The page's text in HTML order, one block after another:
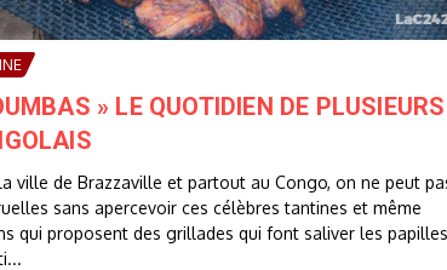
» LE QUOTIDIEN DE PLUSIEURS
ville de Brazzaville et partout au Congo, on ne peut
sans apercevoir ces célèbres tantines et même
qui proposent des grillades qui font saliver les papilles